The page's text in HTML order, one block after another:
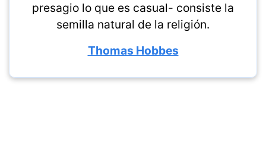
presagio lo que es casual- consiste la
semilla natural de la religión.
Thomas Hobbes